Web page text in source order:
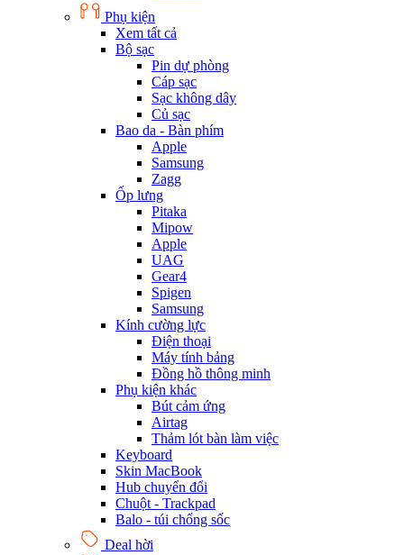
Phụ kiện
Xem tất cả
Bộ sạc
Pin dự phòng
Cáp sạc
Sạc không dây
Củ sạc
Bao da - Bàn phím
Apple
Samsung
Zagg
Ốp lưng
Pitaka
Mipow
Apple
UAG
Gear4
Spigen
Samsung
Kính cường lực
Điện thoại
Máy tính bảng
Đồng hồ thông minh
Phụ kiện khác
Bút cảm ứng
Airtag
Thảm lót bàn làm việc
Keyboard
Skin MacBook
Hub chuyển đổi
Chuột - Trackpad
Balo - túi chống sốc
Deal hời